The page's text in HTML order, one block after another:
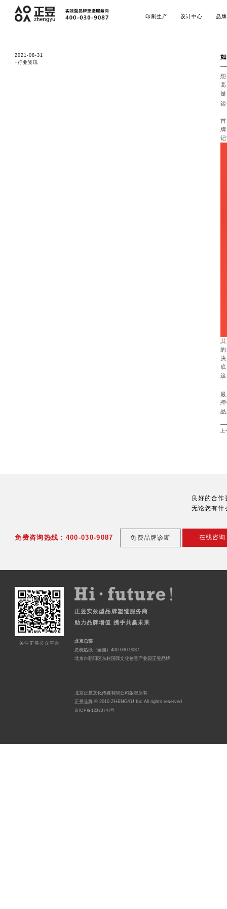
印刷生产 设计中心 品
2021-08-31
+行业资讯
良好的合
无论您有什
免费咨询热线：400-030-9087 免费品牌诊断 在线咨询
关注正昱公众平台
正昱实效型品牌塑造服务商
助力品牌增值 携手共赢未来
北京总部
总机热线（全国）400-030-9087
北京市朝阳区东村国际文化创意产业园正昱品牌
北京正昱文化传媒有限公司版权所有
正昱品牌 © 2010 ZHENGYU Inc.All rights reserved
京ICP备12033747号